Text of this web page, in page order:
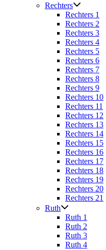
Rechters
Rechters 1
Rechters 2
Rechters 3
Rechters 4
Rechters 5
Rechters 6
Rechters 7
Rechters 8
Rechters 9
Rechters 10
Rechters 11
Rechters 12
Rechters 13
Rechters 14
Rechters 15
Rechters 16
Rechters 17
Rechters 18
Rechters 19
Rechters 20
Rechters 21
Ruth
Ruth 1
Ruth 2
Ruth 3
Ruth 4